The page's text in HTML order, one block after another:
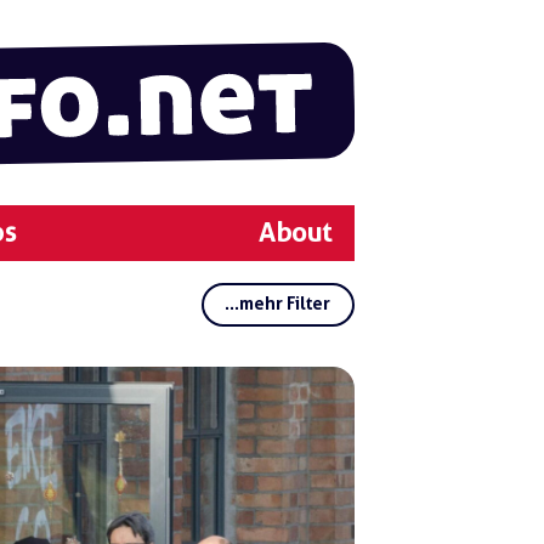
About
...mehr Filter
Gruppen:Schlagwörter:
Deu